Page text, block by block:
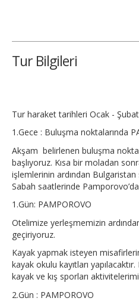
Tur Bilgileri
Tur haraket tarihleri Ocak - Şubat
1.Gece : Buluşma noktalarında
Akşam belirlenen buluşma
başlıyoruz. Kısa bir moladan
işlemlerinin ardından Bulgaristan
Sabah saatlerinde
1.Gün: PAMPOROVO
Otelimize yerleşmemizin
geçiriyoruz.
Kayak yapmak isteyen
kayak okulu kayıtları
kayak ve kış sporları
2.Gün : PAMPOROVO